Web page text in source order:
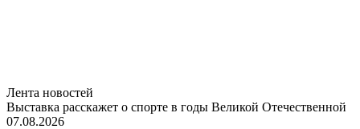
Лента новостей
Выставка расскажет о спорте в годы Великой Отечественной
07.08.2026